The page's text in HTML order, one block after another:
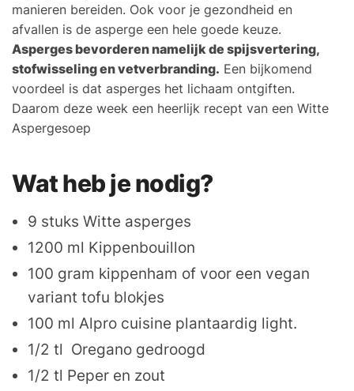
manieren bereiden. Ook voor je gezondheid en
afvallen is de asperge een hele goede keuze.
Asperges bevorderen namelijk de spijsvertering,
stofwisseling en vetverbranding. Een bijkomend
voordeel is dat asperges het lichaam ontgiften.
Daarom deze week een heerlijk recept van een Witte
Aspergesoep
Wat heb je nodig?
9 stuks Witte asperges
1200 ml Kippenbouillon
100 gram kippenham of voor een vegan
variant tofu blokjes
100 ml Alpro cuisine plantaardig light.
1/2 tl Oregano gedroogd
1/2 tl Peper en zout